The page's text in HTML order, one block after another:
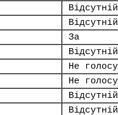
Відсутній
Відсутній
За
Відсутній
Не
Не
Відсутній
Відсутній